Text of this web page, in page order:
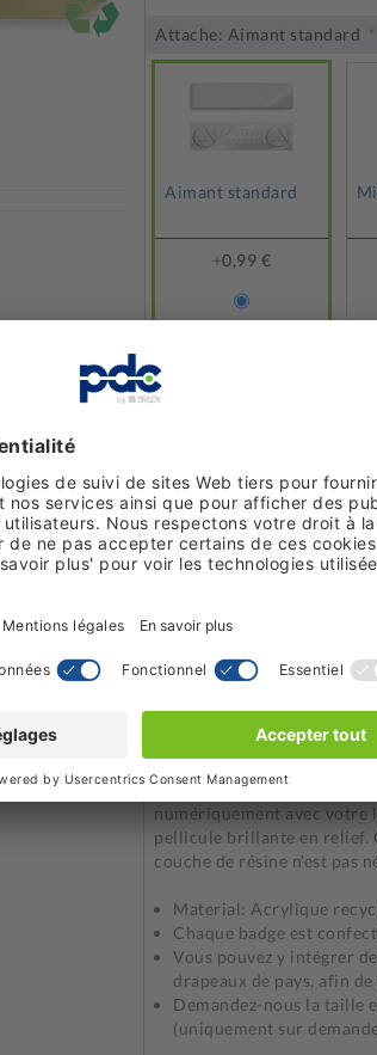
Attache: Aimant standard
Aimant standard
+0,99 €
Achetez-en25à8,63 €
etéconomisez12%
Le badge Impress PRO
neuf, ce qui en fait un
numériquement avec votre
pellicule brillante en relief.
couche de résine n’est pas
Material: Acrylique
Chaque badge est
Vous pouvez y intégrer
drapeaux de pays, afin
Demandez-nous la taille
(uniquement sur